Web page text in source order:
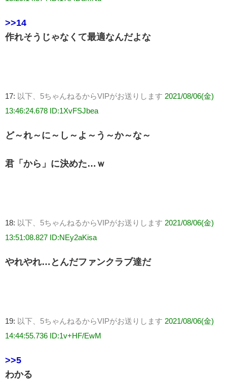
>>14
作れそうじゃなくて最適なんだよな
17: 以下、5ちゃんねるからVIPがお送りします 2021/08/06(金)
13:46:24.678 ID:1XvFSJbea
ど～れ～に～し～よ～う～か～な～
君「から」に決めた…ｗ
18: 以下、5ちゃんねるからVIPがお送りします 2021/08/06(金)
13:51:08.827 ID:NEy2aKisa
やれやれ…とんだファンクラブ達だ
19: 以下、5ちゃんねるからVIPがお送りします 2021/08/06(金)
14:44:55.736 ID:1v+HF/EwM
>>5
わかる